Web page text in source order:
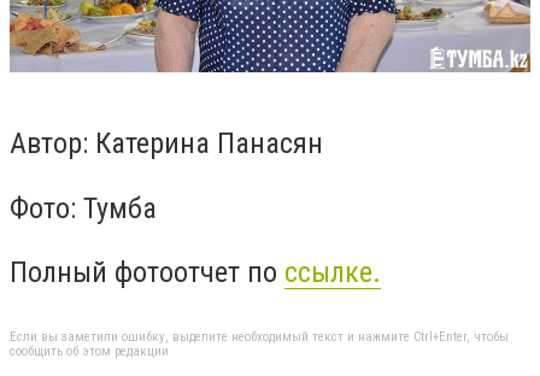
Автор: Катерина Панасян
Фото: Тумба
Полный фотоотчет по ссылке.
Если вы заметили ошибку, выделите необходимый текст и нажмите Ctrl+Enter, чтобы
сообщить об этом редакции